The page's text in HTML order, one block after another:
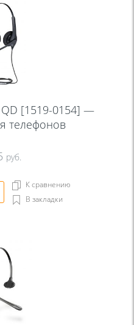
QD [1519-0154] —
телефонов
руб.
К сравнению
В закладки